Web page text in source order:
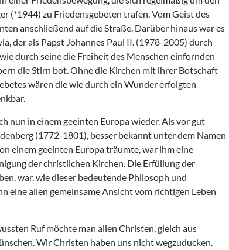
(*1944) zu Friedensgebeten trafen. Vom Geist des
anschließend auf die Straße. Darüber hinaus war es
der als Papst Johannes Paul II. (1978-2005) durch
durch seine die Freiheit des Menschen einfornden
die Stirn bot. Ohne die Kirchen mit ihrer Botschaft
wären die wie durch ein Wunder erfolgten
nun in einem geeinten Europa wieder. Als vor gut
(1772-1801), besser bekannt unter dem Namen
einem geeinten Europa träumte, war ihm eine
der christlichen Kirchen. Die Erfüllung der
war, wie dieser bedeutende Philosoph und
eine allen gemeinsame Ansicht vom richtigen Leben
Ruf möchte man allen Christen, gleich aus
Wir Christen haben uns nicht wegzuducken.